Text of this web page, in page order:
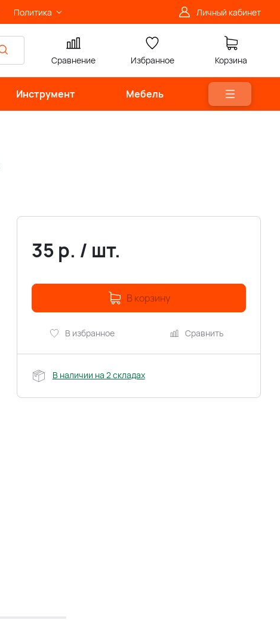
Политика Личный кабинет
Сравнение Избранное Корзина
Инструмент Мебель
35 р. / шт.
В корзину
В избранное Сравнить
В наличии на 2 складах